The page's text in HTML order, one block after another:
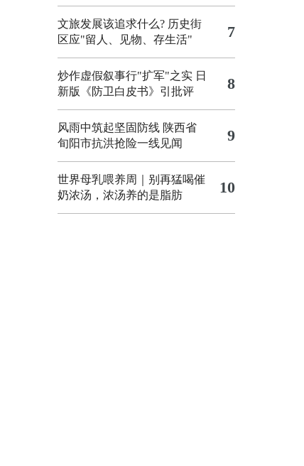
文旅发展该追求什么? 历史街
区应"留人、见物、存生活"
7
炒作虚假叙事行"扩军"之实 日
新版《防卫白皮书》引批评
8
风雨中筑起坚固防线 陕西省
旬阳市抗洪抢险一线见闻
9
世界母乳喂养周｜别再猛喝催
奶浓汤，浓汤养的是脂肪
10